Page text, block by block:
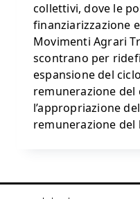
collettivi, dove le
finanziarizzazione
Movimenti Agrari
scontrano per
espansione del
remunerazione del
l’appropriazione
remunerazione del